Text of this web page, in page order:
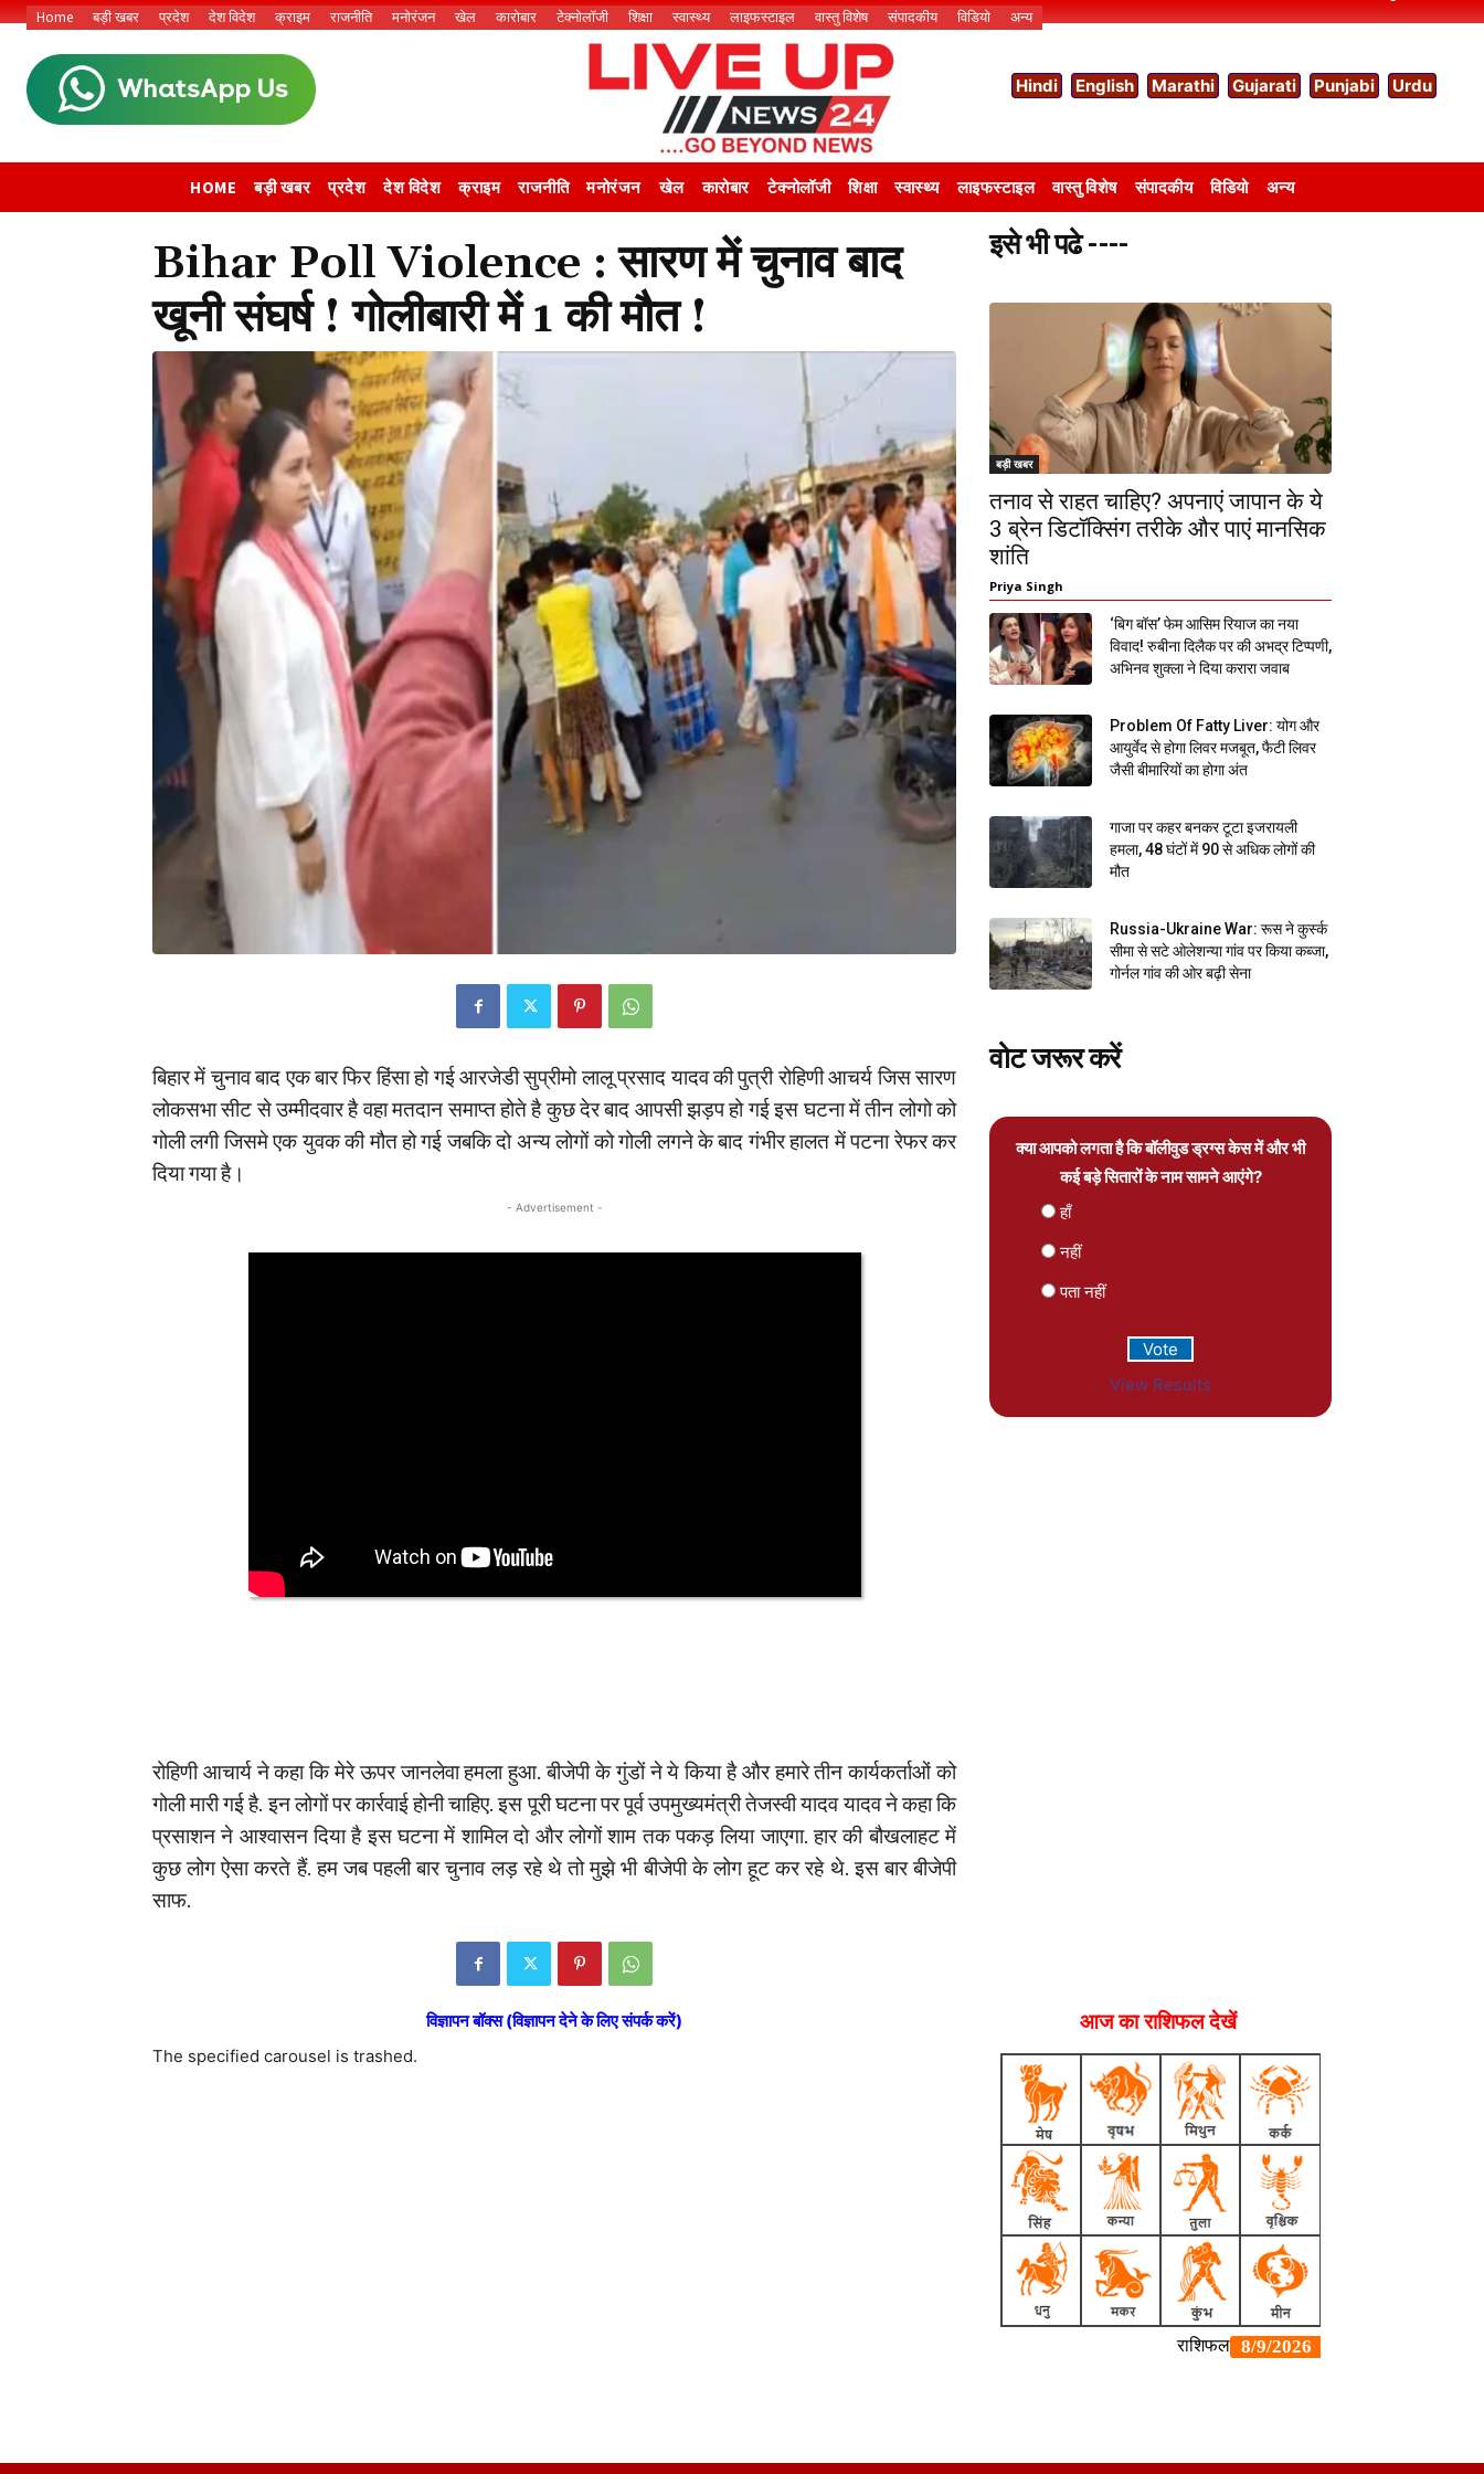
Home बड़ी खबर प्रदेश देश विदेश क्राइम राजनीति मनोरंजन खेल कारोबार टेक्नोलॉजी शिक्षा स्वास्थ्य लाइफस्टाइल वास्तु विशेष संपादकीय विडियो अन्य
Hindi English Marathi Gujarati Punjabi Urdu
HOME बड़ी खबर प्रदेश देश विदेश क्राइम राजनीति मनोरंजन खेल कारोबार टेक्नोलॉजी शिक्षा स्वास्थ्य लाइफस्टाइल वास्तु विशेष संपादकीय विडियो अन्य
Bihar Poll Violence : सारण में चुनाव बाद
खूनी संघर्ष ! गोलीबारी में 1 की मौत !
बिहार में चुनाव बाद एक बार फिर हिंसा हो गई आरजेडी सुप्रीमो लालू प्रसाद यादव की पुत्री रोहिणी आचर्य जिस सारण
लोकसभा सीट से उम्मीदवार है वहा मतदान समाप्त होते है कुछ देर बाद आपसी झड़प हो गई इस घटना में तीन लोगो को
गोली लगी जिसमे एक युवक की मौत हो गई जबकि दो अन्य लोगों को गोली लगने के बाद गंभीर हालत में पटना रेफर कर
दिया गया है।
- Advertisement -
रोहिणी आचार्य ने कहा कि मेरे ऊपर जानलेवा हमला हुआ. बीजेपी के गुंडों ने ये किया है और हमारे तीन कार्यकर्ताओं को
गोली मारी गई है. इन लोगों पर कार्रवाई होनी चाहिए. इस पूरी घटना पर पूर्व उपमुख्यमंत्री तेजस्वी यादव यादव ने कहा कि
प्रसाशन ने आश्वासन दिया है इस घटना में शामिल दो और लोगों शाम तक पकड़ लिया जाएगा. हार की बौखलाहट में
कुछ लोग ऐसा करते हैं. हम जब पहली बार चुनाव लड़ रहे थे तो मुझे भी बीजेपी के लोग हूट कर रहे थे. इस बार बीजेपी
साफ.
विज्ञापन बॉक्स (विज्ञापन देने के लिए संपर्क करें)
The specified carousel is trashed.
इसे भी पढे ----
बड़ी खबर
तनाव से राहत चाहिए? अपनाएं जापान के ये
3 ब्रेन डिटॉक्सिंग तरीके और पाएं मानसिक
शांति
Priya Singh
‘बिग बॉस’ फेम आसिम रियाज का नया
विवाद! रुबीना दिलैक पर की अभद्र टिप्पणी,
अभिनव शुक्ला ने दिया करारा जवाब
Problem Of Fatty Liver: योग और
आयुर्वेद से होगा लिवर मजबूत, फैटी लिवर
जैसी बीमारियों का होगा अंत
गाजा पर कहर बनकर टूटा इजरायली
हमला, 48 घंटों में 90 से अधिक लोगों की
मौत
Russia-Ukraine War: रूस ने कुर्स्क
सीमा से सटे ओलेशन्या गांव पर किया कब्जा,
गोर्नल गांव की ओर बढ़ी सेना
वोट जरूर करें
क्या आपको लगता है कि बॉलीवुड ड्रग्स केस में और भी
कई बड़े सितारों के नाम सामने आएंगे?
हाँ
नहीं
पता नहीं
View Results
आज का राशिफल देखें